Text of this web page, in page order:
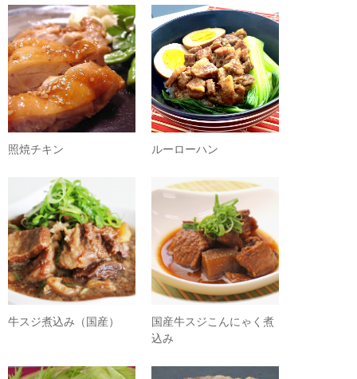
照焼チキン ルーローハン
牛スジ煮込み（国産）
国産牛スジこんにゃく煮
込み